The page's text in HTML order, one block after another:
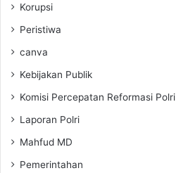
Korupsi
Peristiwa
canva
Kebijakan Publik
Komisi Percepatan Reformasi Polri
Laporan Polri
Mahfud MD
Pemerintahan